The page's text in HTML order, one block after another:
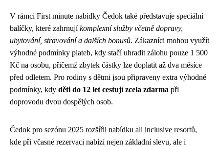
V rámci First minute nabídky Čedok také představuje speciální
balíčky, které zahrnujíkomplexní služby včetně dopravy,
ubytování, stravování a dalších bonusů. Zákazníci mohou využít
výhodné podmínky plateb, kdy stačí uhradit zálohu pouze 1 500
Kč na osobu, přičemž zbytek částky lze doplatit až dva měsíce
před odletem. Pro rodiny s dětmi jsou připraveny extra výhodné
podmínky, kdy děti do 12 let cestují zcela zdarma při
doprovodu dvou dospělých osob.
Čedok pro sezónu 2025 rozšířil nabídku all inclusive resortů,
kde při včasné rezervaci nabízí nejen základní slevu, ale i